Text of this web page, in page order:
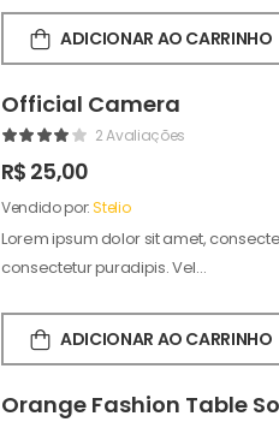
ADICIONAR AO CARRINHO
Official Camera
2 Avaliações
R$ 25,00
Vendido por:Stelio
Lorem ipsum dolor sit amet,
consectetur puradipis. Vel…
ADICIONAR AO CARRINHO
Orange Fashion Table